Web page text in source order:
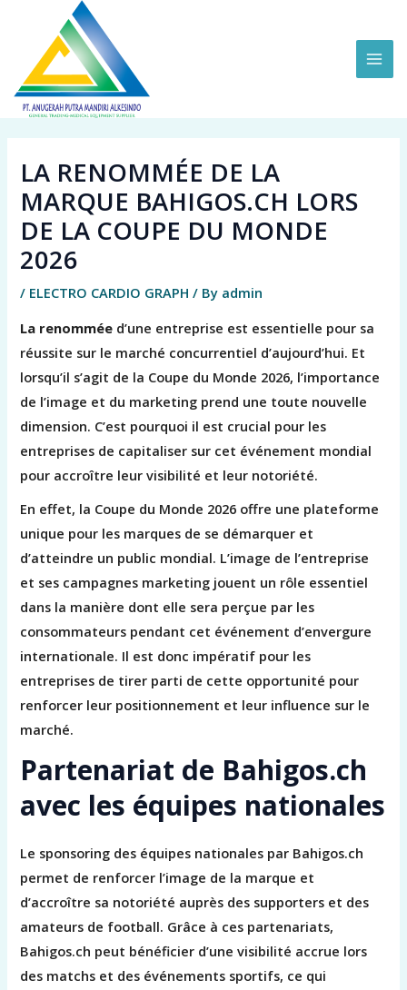
content
LA RENOMMÉE DE LA
MARQUE BAHIGOS.CH LORS
DE LA COUPE DU MONDE
2026
/ ELECTRO CARDIO GRAPH / By admin
La renommée d’une entreprise est essentielle pour sa
réussite sur le marché concurrentiel d’aujourd’hui. Et
lorsqu’il s’agit de la Coupe du Monde 2026, l’importance
de l’image et du marketing prend une toute nouvelle
dimension. C’est pourquoi il est crucial pour les
entreprises de capitaliser sur cet événement mondial
pour accroître leur visibilité et leur notoriété.
En effet, la Coupe du Monde 2026 offre une plateforme
unique pour les marques de se démarquer et
d’atteindre un public mondial. L’image de l’entreprise
et ses campagnes marketing jouent un rôle essentiel
dans la manière dont elle sera perçue par les
consommateurs pendant cet événement d’envergure
internationale. Il est donc impératif pour les
entreprises de tirer parti de cette opportunité pour
renforcer leur positionnement et leur influence sur le
marché.
Partenariat de Bahigos.ch
avec les équipes nationales
Le sponsoring des équipes nationales par Bahigos.ch
permet de renforcer l’image de la marque et
d’accroître sa notoriété auprès des supporters et des
amateurs de football. Grâce à ces partenariats,
Bahigos.ch peut bénéficier d’une visibilité accrue lors
des matchs et des événements sportifs, ce qui